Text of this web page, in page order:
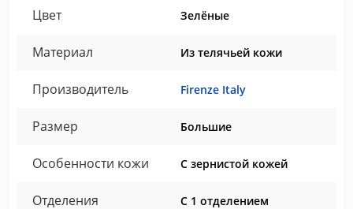
Цвет Зелёные
Материал Из телячьей кожи
Производитель Firenze Italy
Размер Большие
Особенности кожи С зернистой кожей
Отделения С 1 отделением